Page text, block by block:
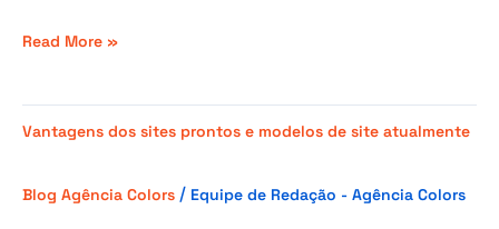
Read More »
Vantagens dos sites prontos e modelos de site atualmente
Blog Agência Colors / Equipe de Redação - Agência Colors
dos
prontos